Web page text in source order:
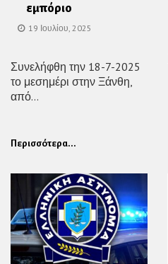
εμπόριο
19 Ιουλίου, 2025
Συνελήφθη την 18-7-2025
το μεσημέρι στην Ξάνθη,
από...
Περισσότερα...